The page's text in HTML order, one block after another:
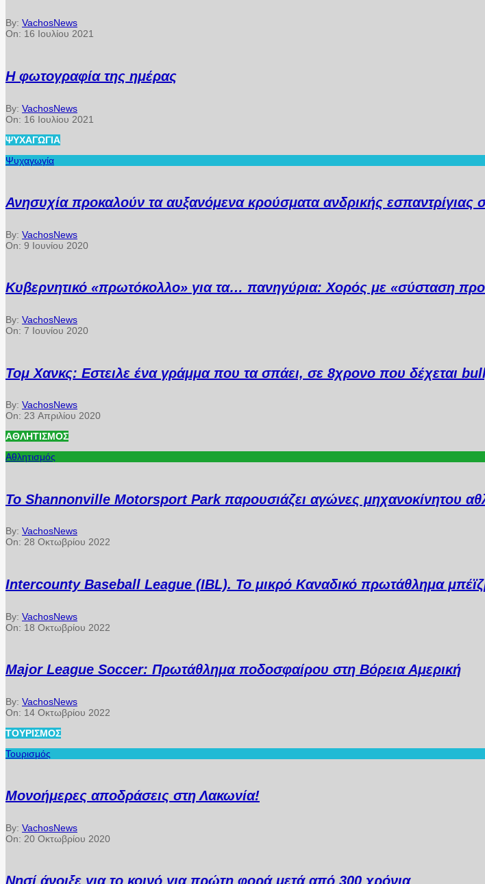
By: VachosNews
On: 16 Ιουλίου 2021
Η φωτογραφία της ημέρας
By: VachosNews
On: 16 Ιουλίου 2021
ΨΥΧΑΓΩΓΊΑ
Ψυχαγωγία
Ανησυχία προκαλούν τα αυξανόμενα κρούσματα ανδρικής εσπαντρίγιας
By: VachosNews
On: 9 Ιουνίου 2020
Κυβερνητικό «πρωτόκολλο» για τα… πανηγύρια: Χορός με «σύσταση
By: VachosNews
On: 7 Ιουνίου 2020
Τομ Χανκς: Εστειλε ένα γράμμα που τα σπάει, σε 8χρονο που δέχεται
By: VachosNews
On: 23 Απριλίου 2020
ΑΘΛΗΤΙΣΜΌΣ
Αθλητισμός
Το Shannonville Motorsport Park παρουσιάζει αγώνες μηχανοκίνητου
By: VachosNews
On: 28 Οκτωβρίου 2022
Intercounty Baseball League (IBL). Το μικρό Καναδικό πρωτάθλημα
By: VachosNews
On: 18 Οκτωβρίου 2022
Major League Soccer: Πρωτάθλημα ποδοσφαίρου στη Βόρεια Αμερική
By: VachosNews
On: 14 Οκτωβρίου 2022
ΤΟΥΡΙΣΜΌΣ
Τουρισμός
Μονοήμερες αποδράσεις στη Λακωνία!
By: VachosNews
On: 20 Οκτωβρίου 2020
Νησί άνοιξε για το κοινό για πρώτη φορά μετά από 300 χρόνια